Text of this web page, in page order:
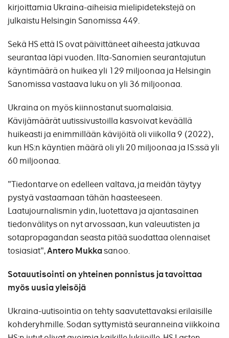
kirjoittamia Ukraina-aiheisia mielipidetekstejä on
julkaistu Helsingin Sanomissa 449.
Sekä HS että IS ovat päivittäneet aiheesta jatkuvaa
seurantaa läpi vuoden. Ilta-Sanomien seurantajutun
käyntimäärä on huikea yli 129 miljoonaa ja Helsingin
Sanomissa vastaava luku on yli 36 miljoonaa.
Ukraina on myös kiinnostanut suomalaisia.
Kävijämäärät uutissivustoilla kasvoivat keväällä
huikeasti ja enimmillään kävijöitä oli viikolla 9 (2022),
kun HS:n käyntien määrä oli yli 20 miljoonaa ja IS:ssä yli
60 miljoonaa.
"Tiedontarve on edelleen valtava, ja meidän täytyy
pystyä vastaamaan tähän haasteeseen.
Laatujournalismin ydin, luotettava ja ajantasainen
tiedonvälitys on nyt arvossaan, kun valeuutisten ja
sotapropagandan seasta pitää suodattaa olennaiset
tosiasiat",Antero Mukkasanoo.
Sotauutisointi on yhteinen ponnistus ja tavoittaa
myös uusia yleisöjä
Ukraina-uutisointia on tehty saavutettavaksi erilaisille
kohderyhmille. Sodan syttymistä seuranneina viikkoina